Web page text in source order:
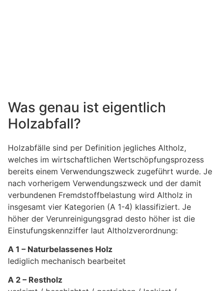
Was genau ist eigentlich
Holzabfall?
Holzabfälle sind per Definition jegliches Altholz,
welches im wirtschaftlichen Wertschöpfungsprozess
bereits einem Verwendungszweck zugeführt wurde. Je
nach vorherigem Verwendungszweck und der damit
verbundenen Fremdstoffbelastung wird Altholz in
insgesamt vier Kategorien (A 1-4) klassifiziert. Je
höher der Verunreinigungsgrad desto höher ist die
Einstufungskennziffer laut Altholzverordnung:
A 1 – Naturbelassenes Holz
lediglich mechanisch bearbeitet
A 2 – Restholz